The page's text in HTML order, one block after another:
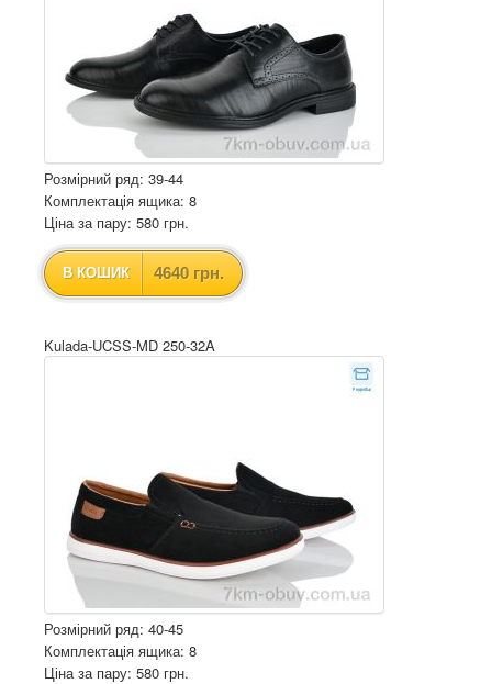
Розмірний ряд: 39-44
Комплектація ящика: 8
Ціна за пару: 580 грн.
В КОШИК 4640 грн.
Kulada-UCSS-MD 250-32A
Розмірний ряд: 40-45
Комплектація ящика: 8
Ціна за пару: 580 грн.